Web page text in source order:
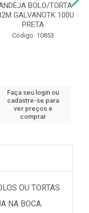
BOLO/TORTA
GALVANOTK 100U
PRETA
Código: 10853
Faça seu login ou
cadastre-se para
ver preços e
comprar
OU TORTAS
NA BOCA.